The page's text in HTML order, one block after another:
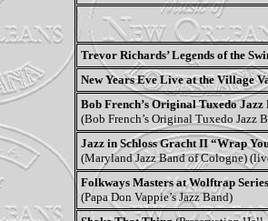
Trevor Richards’ Legends of the
New Years Eve Live at the Village
Bob French’s Original Tuxedo Jazz
(Bob French’s Original Tuxedo Jazz
Jazz in Schloss Gracht II “Wrap
(Maryland Jazz Band of Cologne)
Folkways Masters at Wolftrap
(Papa Don Vappie’s Jazz Band)